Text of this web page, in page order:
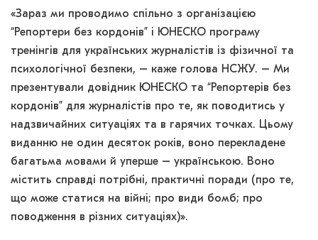
«Зараз ми проводимо спільно з організацією
“Репортери без кордонів” і ЮНЕСКО програму
тренінгів для українських журналістів із фізичної та
психологічної безпеки, – каже голова НСЖУ. – Ми
презентували довідник ЮНЕСКО та “Репортерів без
кордонів” для журналістів про те, як поводитись у
надзвичайних ситуаціях та в гарячих точках. Цьому
виданню не один десяток років, воно перекладене
багатьма мовами й уперше – українською. Воно
містить справді потрібні, практичні поради (про те,
що може статися на війні; про види бомб; про
поводження в різних ситуаціях)».